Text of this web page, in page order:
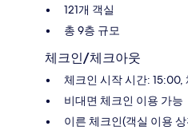
121개 객실
총 9층 규모
체크인/체크아웃
체크인 시작 시간: 15:00,
비대면 체크인 이용 가능
이른 체크인(객실 이용